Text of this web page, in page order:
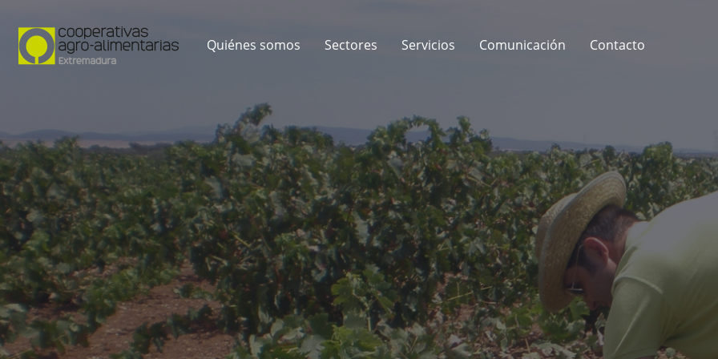
Quiénes somos Sectores Servicios Comunicación Contacto